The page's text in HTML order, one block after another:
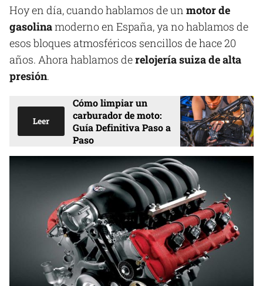
Hoy en día, cuando hablamos de un motor de
gasolinamoderno en España, ya no hablamos de
esos bloques atmosféricos sencillos de hace 20
años. Ahora hablamos derelojería suiza de alta
presión.
Leer
Cómo limpiar un
carburador de moto:
Guía Definitiva Paso a
Paso